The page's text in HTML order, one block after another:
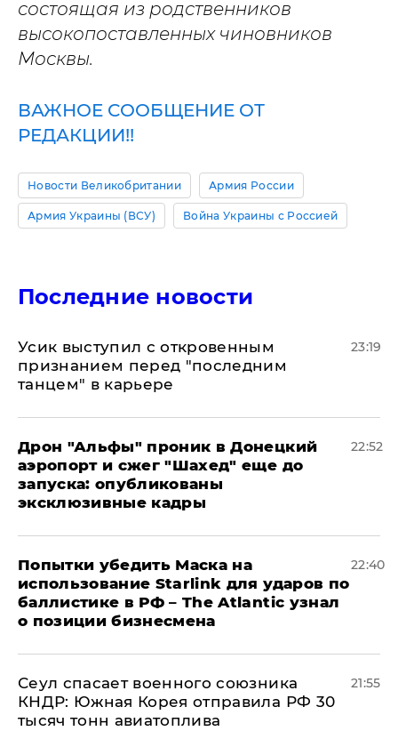
состоящая из родственников
высокопоставленных чиновников
Москвы.
ВАЖНОЕ СООБЩЕНИЕ ОТ
РЕДАКЦИИ!!
Новости Великобритании Армия России
Армия Украины (ВСУ) Война Украины с Россией
Последние новости
Усик выступил с откровенным
признанием перед "последним
танцем" в карьере
23:19
Дрон "Альфы" проник в Донецкий
аэропорт и сжег "Шахед" еще до
запуска: опубликованы
эксклюзивные кадры
22:52
Попытки убедить Маска на
использование Starlink для ударов по
баллистике в РФ – The Atlantic узнал
о позиции бизнесмена
22:40
​Сеул спасает военного союзника
КНДР: Южная Корея отправила РФ 30
тысяч тонн авиатоплива
21:55